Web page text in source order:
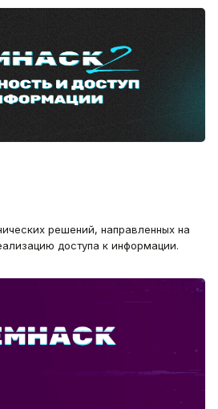
решений, направленных на
доступа к информации.